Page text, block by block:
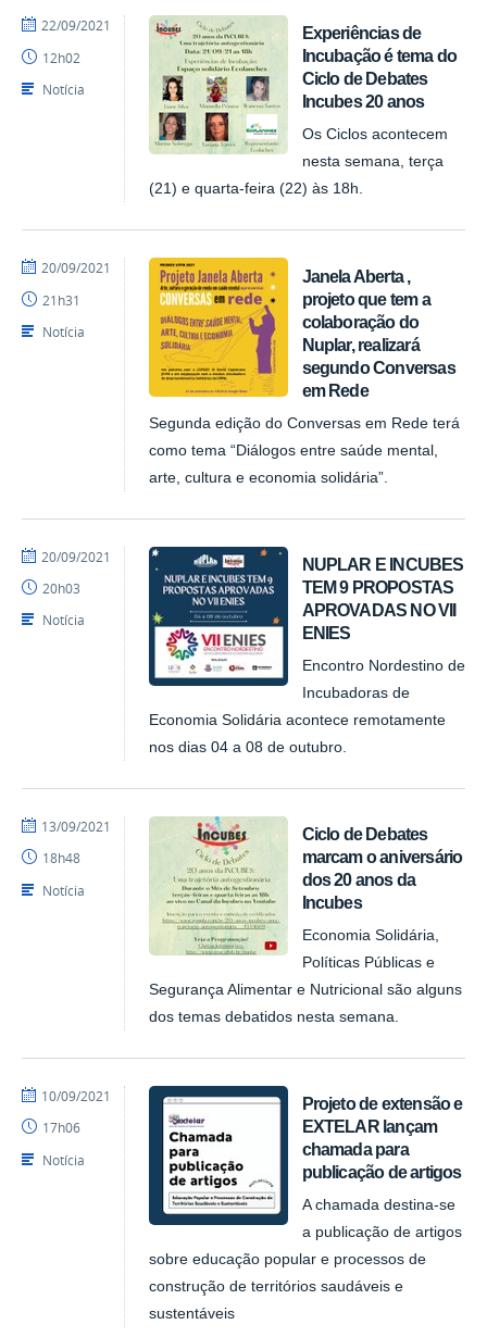
Experiências de
Incubação é tema do
Ciclo de Debates
Incubes 20 anos
Os Ciclos acontecem
nesta semana, terça
(21) e quarta-feira (22) às 18h.
por
publicado
22/09/2021
12h02
Notícia
Janela Aberta ,
projeto que tem a
colaboração do
Nuplar, realizará
segundo Conversas
em Rede
Segunda edição do Conversas em Rede terá
como tema “Diálogos entre saúde mental,
arte, cultura e economia solidária”.
por
publicado
20/09/2021
21h31
Notícia
NUPLAR E INCUBES
TEM 9 PROPOSTAS
APROVADAS NO VII
ENIES
Encontro Nordestino de
Incubadoras de
Economia Solidária acontece remotamente
nos dias 04 a 08 de outubro.
por
publicado
20/09/2021
20h03
Notícia
Ciclo de Debates
marcam o aniversário
dos 20 anos da
Incubes
Economia Solidária,
Políticas Públicas e
Segurança Alimentar e Nutricional são alguns
dos temas debatidos nesta semana.
por
publicado
13/09/2021
18h48
Notícia
Projeto de extensão e
EXTELAR lançam
chamada para
publicação de artigos
A chamada destina-se
a publicação de artigos
sobre educação popular e processos de
construção de territórios saudáveis e
sustentáveis
por
publicado
10/09/2021
17h06
Notícia